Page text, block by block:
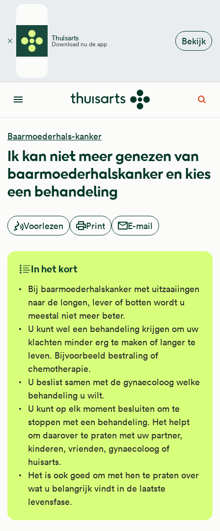
Thuisarts
Download nu de app Bekijk
Sluiten
Menu
Baarmoederhals-kanker
Ik kan niet meer genezen van
baarmoederhalskanker en kies
een behandeling
Voorlezen Print E-mail
In het kort
Bij baarmoederhalskanker met uitzaaiingen
naar de longen, lever of botten wordt u
meestal niet meer beter.
U kunt wel een behandeling krijgen om uw
klachten minder erg te maken of langer te
leven. Bijvoorbeeld bestraling of
chemotherapie.
U beslist samen met de gynaecoloog welke
behandeling u wilt.
U kunt op elk moment besluiten om te
stoppen met een behandeling. Het helpt
om daarover te praten met uw partner,
kinderen, vrienden, gynaecoloog of
huisarts.
Het is ook goed om met hen te praten over
wat u belangrijk vindt in de laatste
levensfase.